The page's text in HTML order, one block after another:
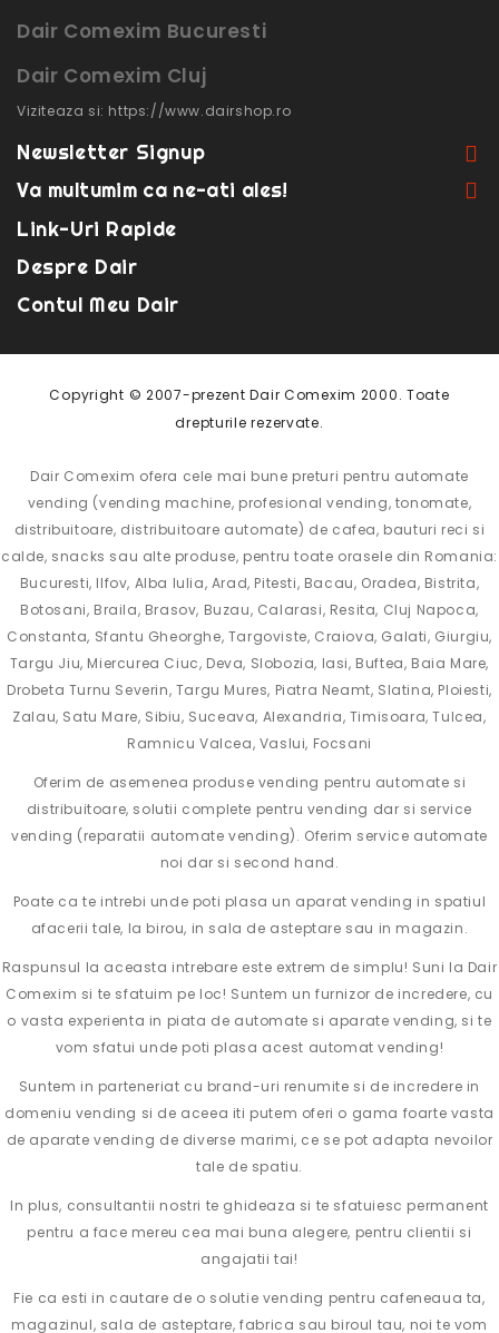
Dair Comexim Bucuresti
Dair Comexim Cluj
Viziteaza si: https://www.dairshop.ro
Newsletter Signup
Va multumim ca ne-ati ales!
Link-Uri Rapide
Despre Dair
Contul Meu Dair
Copyright © 2007-prezent Dair Comexim 2000. Toate
drepturile rezervate.
Dair Comexim ofera cele mai bune preturi pentru automate
vending (vending machine, profesional vending, tonomate,
distribuitoare, distribuitoare automate) de cafea, bauturi reci si
calde, snacks sau alte produse, pentru toate orasele din Romania:
Bucuresti, Ilfov, Alba Iulia, Arad, Pitesti, Bacau, Oradea, Bistrita,
Botosani, Braila, Brasov, Buzau, Calarasi, Resita, Cluj Napoca,
Constanta, Sfantu Gheorghe, Targoviste, Craiova, Galati, Giurgiu,
Targu Jiu, Miercurea Ciuc, Deva, Slobozia, Iasi, Buftea, Baia Mare,
Drobeta Turnu Severin, Targu Mures, Piatra Neamt, Slatina, Ploiesti,
Zalau, Satu Mare, Sibiu, Suceava, Alexandria, Timisoara, Tulcea,
Ramnicu Valcea, Vaslui, Focsani
Oferim de asemenea produse vending pentru automate si
distribuitoare, solutii complete pentru vending dar si service
vending (reparatii automate vending). Oferim service automate
noi dar si second hand.
Poate ca te intrebi unde poti plasa un aparat vending in spatiul
afacerii tale, la birou, in sala de asteptare sau in magazin.
Raspunsul la aceasta intrebare este extrem de simplu! Suni la Dair
Comexim si te sfatuim pe loc! Suntem un furnizor de incredere, cu
o vasta experienta in piata de automate si aparate vending, si te
vom sfatui unde poti plasa acest automat vending!
Suntem in parteneriat cu brand-uri renumite si de incredere in
domeniu vending si de aceea iti putem oferi o gama foarte vasta
de aparate vending de diverse marimi, ce se pot adapta nevoilor
tale de spatiu.
In plus, consultantii nostri te ghideaza si te sfatuiesc permanent
pentru a face mereu cea mai buna alegere, pentru clientii si
angajatii tai!
Fie ca esti in cautare de o solutie vending pentru cafeneaua ta,
magazinul, sala de asteptare, fabrica sau biroul tau, noi te vom